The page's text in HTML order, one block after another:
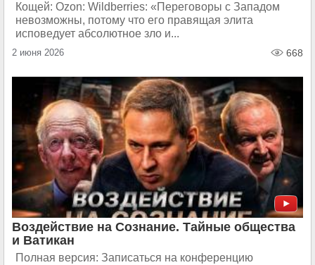
Кощей: Ozon: Wildberries: «Переговоры с Западом
невозможны, потому что его правящая элита
исповедует абсолютное зло и...
2 июня 2026 668
Воздействие на Сознание. Тайные общества
и Ватикан
Полная версия: Записаться на конференцию